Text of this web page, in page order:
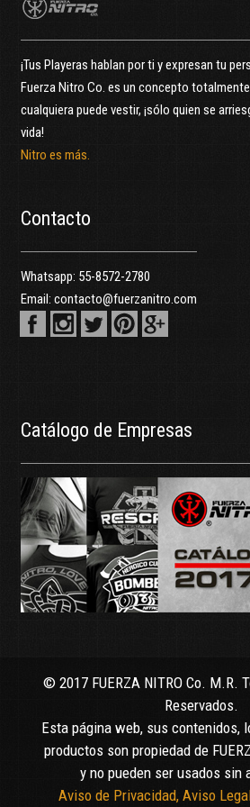
¡Tus Playeras hablan por ti y expresan tu
Fuerza Nitro Co. es un concepto
cualquiera puede vestir, ¡sólo quien se
vida!
Nitro es más.
Contacto
Whatsapp: 55-8572-2780
Email: contacto@fuerzanitro.com
Catálogo de Empresas
© 2017 FUERZA NITRO Co. M.R.
Reservados.
Esta página web, sus contenidos,
productos son propiedad de
y no pueden ser usados sin
Aviso de Privacidad, Aviso